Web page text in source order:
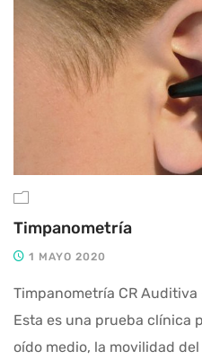
Timpanometría
1 MAYO 2020
Timpanometría CR Auditiva
Esta es una prueba clínica
oído medio, la movilidad